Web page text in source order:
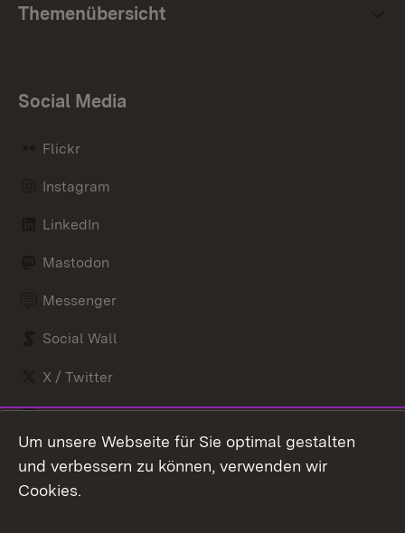
Themenübersicht
Social Media
Flickr
Instagram
LinkedIn
Mastodon
Messenger
Social Wall
X / Twitter
Youtube
Impressum
Um unsere Webseite für Sie optimal gestalten
und verbessern zu können, verwenden wir
Cookies.